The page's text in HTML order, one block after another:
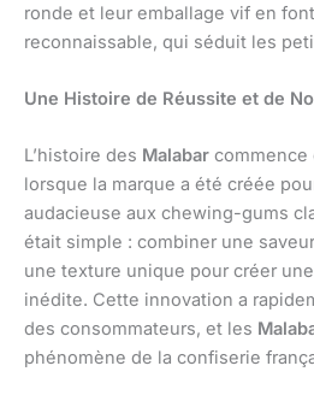
ronde et leur emballage vif en
reconnaissable, qui séduit les
Une Histoire de Réussite et de
L’histoire des Malabar commence
lorsque la marque a été créée
audacieuse aux chewing-gums
était simple : combiner une
une texture unique pour créer
inédite. Cette innovation a
des consommateurs, et les
phénomène de la confiserie